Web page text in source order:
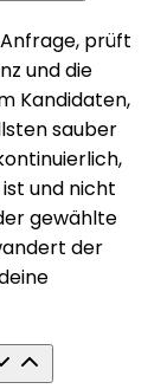
prüft
und die
Kandidaten,
sauber
und nicht
gewählte
der